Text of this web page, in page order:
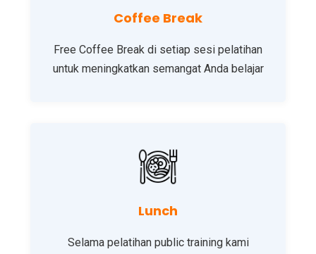
Coffee Break
Free Coffee Break di setiap sesi pelatihan
untuk meningkatkan semangat Anda belajar
Lunch
Selama pelatihan public training kami